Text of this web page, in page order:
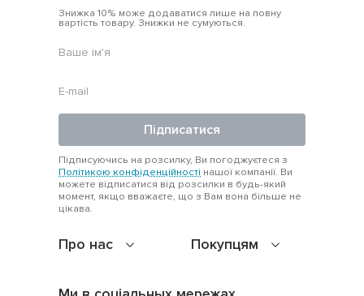
Про нас Покупцям
Знижка 10% може додаватися лише на повну
вартість товару. Знижки не сумуються.
Підписатися
Підписуючись на розсилку, Ви погоджуєтеся з
Політикою конфіденційності нашої компанії. Ви
можете відписатися від розсилки в будь-який
момент, якщо вважаєте, що з Вам вона більше не
цікава.